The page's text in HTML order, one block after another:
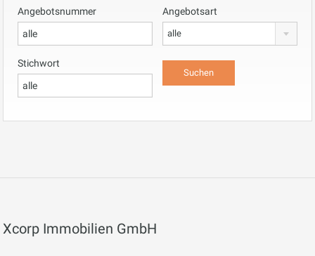
Angebotsnummer Angebotsart
alle
Stichwort
Xcorp Immobilien GmbH